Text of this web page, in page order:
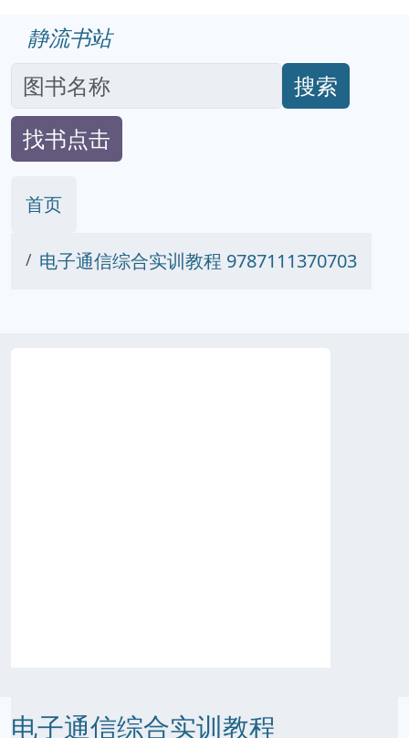
静流书站
搜索
找书点击
首页
电子通信综合实训教程 9787111370703
电子通信综合实训教程